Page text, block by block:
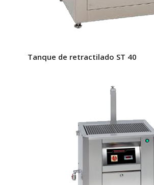
Tanque de retractilado ST 40